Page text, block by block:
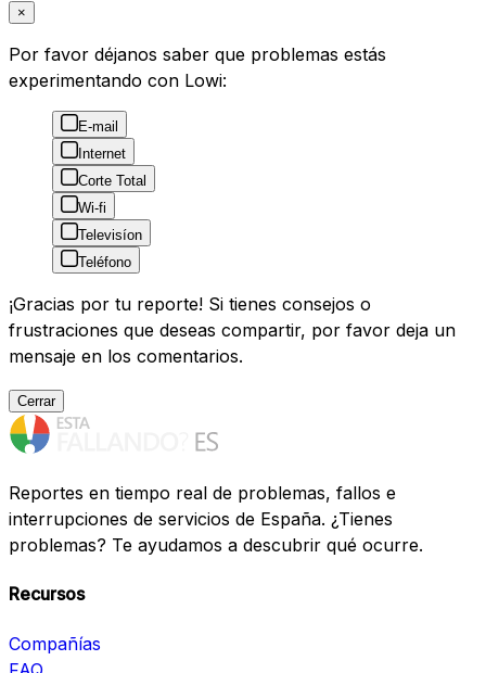
×
Por favor déjanos saber que problemas estás
experimentando con Lowi:
E-mail
Internet
Corte Total
Wi-fi
Televisíon
Teléfono
¡Gracias por tu reporte! Si tienes consejos o
frustraciones que deseas compartir, por favor deja un
mensaje en los comentarios.
Cerrar
Reportes en tiempo real de problemas, fallos e
interrupciones de servicios de España. ¿Tienes
problemas? Te ayudamos a descubrir qué ocurre.
Recursos
Compañías